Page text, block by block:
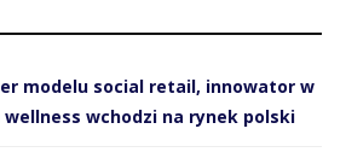
modelu social retail, innowator w
wchodzi na rynek polski